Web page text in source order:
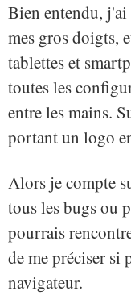
Bien entendu,
mes gros doigts,
tablettes et
toutes les
entre les mains.
portant un logo
Alors je compte
tous les bugs ou
pourrais
de me préciser
navigateur.